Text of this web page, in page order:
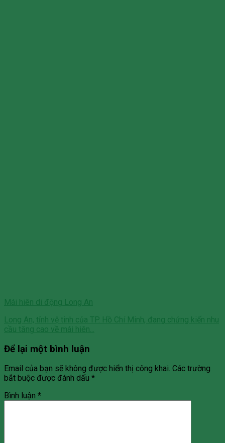
Mái hiên di động Long An
Long An, tỉnh vệ tinh của TP. Hồ Chí Minh, đang chứng kiến nhu
cầu tăng cao về mái hiên...
Để lại một bình luận
Email của bạn sẽ không được hiển thị công khai. Các trường
bắt buộc được đánh dấu *
Bình luận *